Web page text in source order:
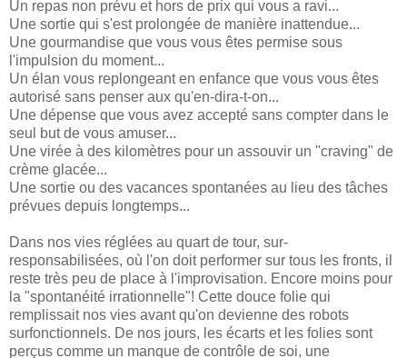
Un repas non prévu et hors de prix qui vous a ravi...
Une sortie qui s'est prolongée de manière inattendue...
Une gourmandise que vous vous êtes permise sous
l'impulsion du moment...
Un élan vous replongeant en enfance que vous vous êtes
autorisé sans penser aux qu'en-dira-t-on...
Une dépense que vous avez accepté sans compter dans le
seul but de vous amuser...
Une virée à des kilomètres pour un assouvir un "craving" de
crème glacée...
Une sortie ou des vacances spontanées au lieu des tâches
prévues depuis longtemps...
Dans nos vies réglées au quart de tour, sur-
responsabilisées, où l'on doit performer sur tous les fronts, il
reste très peu de place à l'improvisation. Encore moins pour
la "spontanéité irrationnelle"! Cette douce folie qui
remplissait nos vies avant qu'on devienne des robots
surfonctionnels. De nos jours, les écarts et les folies sont
perçus comme un manque de contrôle de soi, une